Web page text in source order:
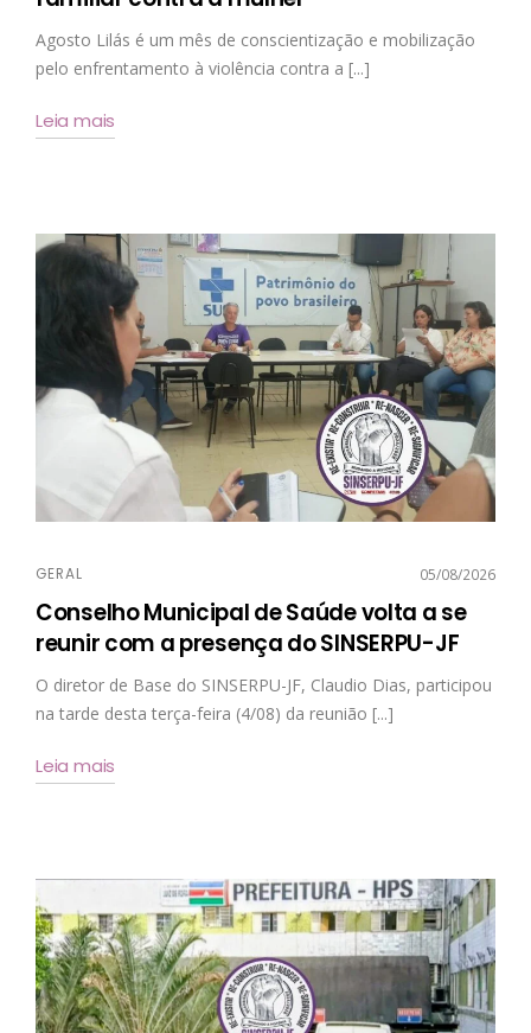
Agosto Lilás é um mês de conscientização e mobilização
pelo enfrentamento à violência contra a [...]
Leia mais
GERAL 05/08/2026
Conselho Municipal de Saúde volta a se
reunir com a presença do SINSERPU-JF
O diretor de Base do SINSERPU-JF, Claudio Dias, participou
na tarde desta terça-feira (4/08) da reunião [...]
Leia mais